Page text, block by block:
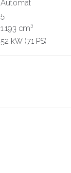
Automat
5
1.193 cm³
52 kW (71 PS)